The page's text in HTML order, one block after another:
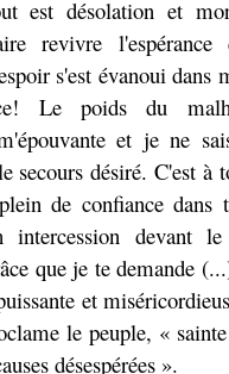
est désolation et
revivre l'espérance
s'est évanoui dans
Le poids du
et je ne
secours désiré. C'est à
de confiance dans
intercession devant
que je te demande
et
le peuple, «
désespérées ».